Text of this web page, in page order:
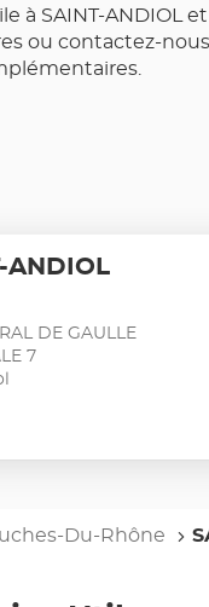
à SAINT-ANDIOL
ou contactez-
ANDIOL
DE GAULLE
7
Du-Rhône